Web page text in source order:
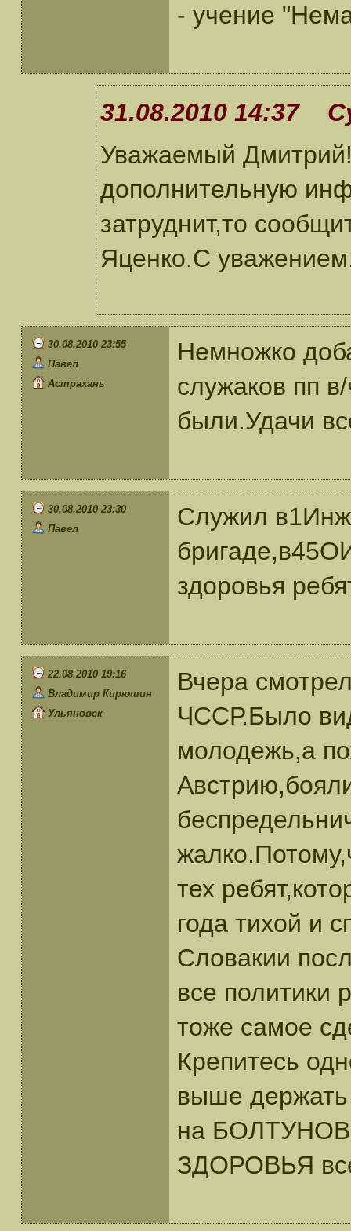
- учение
31.08.2010 14:37
Уважаемый
дополнительную
затруднит,то
Яценко.С
30.08.2010 23:55
Павел
Астрахань
Немножко
служаков пп
были.Удачи
30.08.2010 23:30
Павел
Служил
здоровья
22.08.2010 19:16
Владимир Кирюшин
Ульяновск
Вчера
ЧССР.Было
молодежь,а
тех
года тихой и
Словакии
все политики
тоже самое
Крепитесь
выше держать
на
ЗДОРОВЬЯ